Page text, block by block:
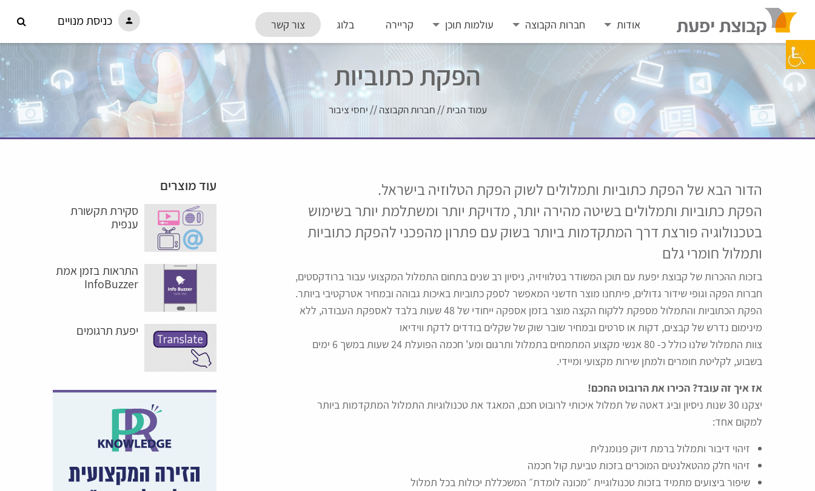
content
אודות חברות הקבוצה עולמות תוכן קריירה בלוג צור קשר person כניסת מנויים
הפקת כתוביות
עמוד הבית// חברות הקבוצה// יחסי ציבור
הדור הבא של הפקת כתוביות ותמלולים לשוק הפקת הטלוזיה בישראל.
הפקת כתוביות ותמלולים בשיטה מהירה יותר, מדויקת יותר ומשתלמת יותר בשימוש
בטכנולוגיה פורצת דרך המתקדמות ביותר בשוק עם פתרון מהפכני להפקת כתוביות
ותמלול חומרי גלם
בזכות ההכרות של קבוצת יפעת עם תוכן המשודר בטלוויזיה, ניסיון רב שנים בתחום התמלול המקצועי עבור ברודקסטים,
חברות הפקה וגופי שידור גדולים, פיתחנו מוצר חדשני המאפשר לספק כתוביות באיכות גבוהה ובמחיר אטרקטיבי ביותר.
הפקת הכתוביות והתמלול מספקת ללקוח הקצה מוצר בזמן אספקה ייחודי של 48 שעות בלבד לאספקת העבודה, ללא
מינימום נדרש של קבצים, דקות או סרטים ובמחיר שובר שוק של שקלים בודדים לדקת ווידיאו
צוות התמלול שלנו כולל כ- 80 אנשי מקצוע המתמחים בתמלול ותרגום ומע' חכמה הפועלת 24 שעות במשך 6 ימים
בשבוע, לקליטת חומרים ולמתן שירות מקצועי ומיידי.
אז איך זה עובד? הכירו את הרובוט החכם!
יצקנו 30 שנות ניסיון וביג דאטה של תמלול איכותי לרובוט חכם, המאגד את טכנולוגיות התמלול המתקדמות ביותר
למקום אחד:
זיהוי דיבור ותמלול ברמת דיוק פנומנלית
זיהוי חלק מהטאלנטים המוכרים בזכות טביעת קול חכמה
שיפור ביצועים מתמיד בזכות טכנולוגיית ״מכונה לומדת״ המשכללת יכולות בכל תמלול
עוד מוצרים
סקירת תקשורת
ענפית
התראות בזמן אמת
InfoBuzzer
יפעת תרגומים